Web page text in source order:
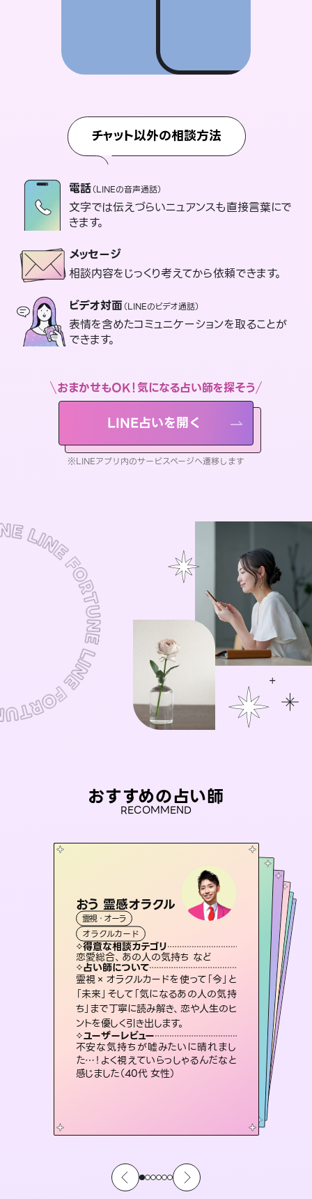
チャット以外の相談方法
電話（LINEの音声通話）
文字では伝えづらいニュアンスも直接言葉にで
きます。
メッセージ
相談内容をじっくり考えてから依頼できます。
ビデオ対面（LINEのビデオ通話）
表情を含めたコミュニケーションを取ることが
できます。
おまかせもOK！気になる占い師を探そう
LINE占いを開く
※LINEアプリ内のサービスページへ遷移します
おすすめの占い師
RECOMMEND
おう 霊感オラクル
霊視・オーラ
オラクルカード
得意な相談カテゴリ
恋愛総合、あの人の気持ち など
占い師について
霊視×オラクルカードを使って「今」と
「未来」そして「気になるあの人の気持
ち」まで丁寧に読み解き、恋や人生のヒ
ントを優しく引き出します。
ユーザーレビュー
不安な気持ちが嘘みたいに晴れまし
た…！よく視えていらっしゃるんだなと
感じました（40代 女性）
セラピスト理恵
霊視・オーラ
スピリチュアル・リーディング
得意な相談カテゴリ
片想い、二人の未来、年の差 など
占い師について
連絡再開、復縁、成就などの報告実績
多数。セラピストとして2万超の施術経
験があるからこそできる鑑定で、より良
い未来をサポートします。
ユーザーレビュー
とても心温まる鑑定でした。しかもこち
らは何も言っていないのに視えていらっ
しゃるんだなと驚きです（30代女性）
アイリス -iris-
西洋占星術
ルーン
得意な相談カテゴリ
恋愛総合、片想い、二人の未来 など
占い師について
復縁、恋愛、不倫の行方、同性愛や片
思い、仕事関係や借金問題まで知りた
いことや心の負担になっていることを
紐解き、背中をそっと押して導きます。
ユーザーレビュー
安心感のあり、言い切ってくれる所や濁
さない鑑定のおかげで、毎回自分の気
持ちを整えられます（30代 男性）
とうげんみう
霊視・オーラ
スピリチュアル・リーディング
得意な相談カテゴリ
片想い、あの人の気持ち、復縁 など
占い師について
恋愛のお悩みの中でも特に「曖昧な関係」の相談を得意としており、友達以上恋人未満なお相手との今後や本音を丁寧に読み解き恋愛成就へと導きます。
ユーザーレビュー
鑑定していただいてアドバイス通りに行
動すると仲が復活してきました。ありが
とうございました（40代 女性）
スピリチュアル・リーディング
得意な相談カテゴリ
片想い、あの人の気持ち、復縁 など
占い師について
3,700年以上の歴史を持つ東洋最古の
占術「易占」で詳細まで占い、幸せへ向
かう道筋を示します。厳しい結果にも具
体的な対策をお伝えします。
ユーザーレビュー
複雑な背景もしっかり聞いて鑑定して
いただけました。気持ちが楽になりまし
た（50代 女性）
霊視・オーラ 心理学
スピリチュアル・リーディング
得意な相談カテゴリ
出逢い、片想い、復縁 など
占い師について
未来には何パターンもの選択肢があり
ます。不安で視えにくくなっているあな
たの素敵な未来を見つけ、その未来を
選択できるようアドバイスします。
ユーザーレビュー
職場の人の性質や人間関係、本心など
本当によく視えていてびっくり。対策が
打てて前向きになれます（40代）